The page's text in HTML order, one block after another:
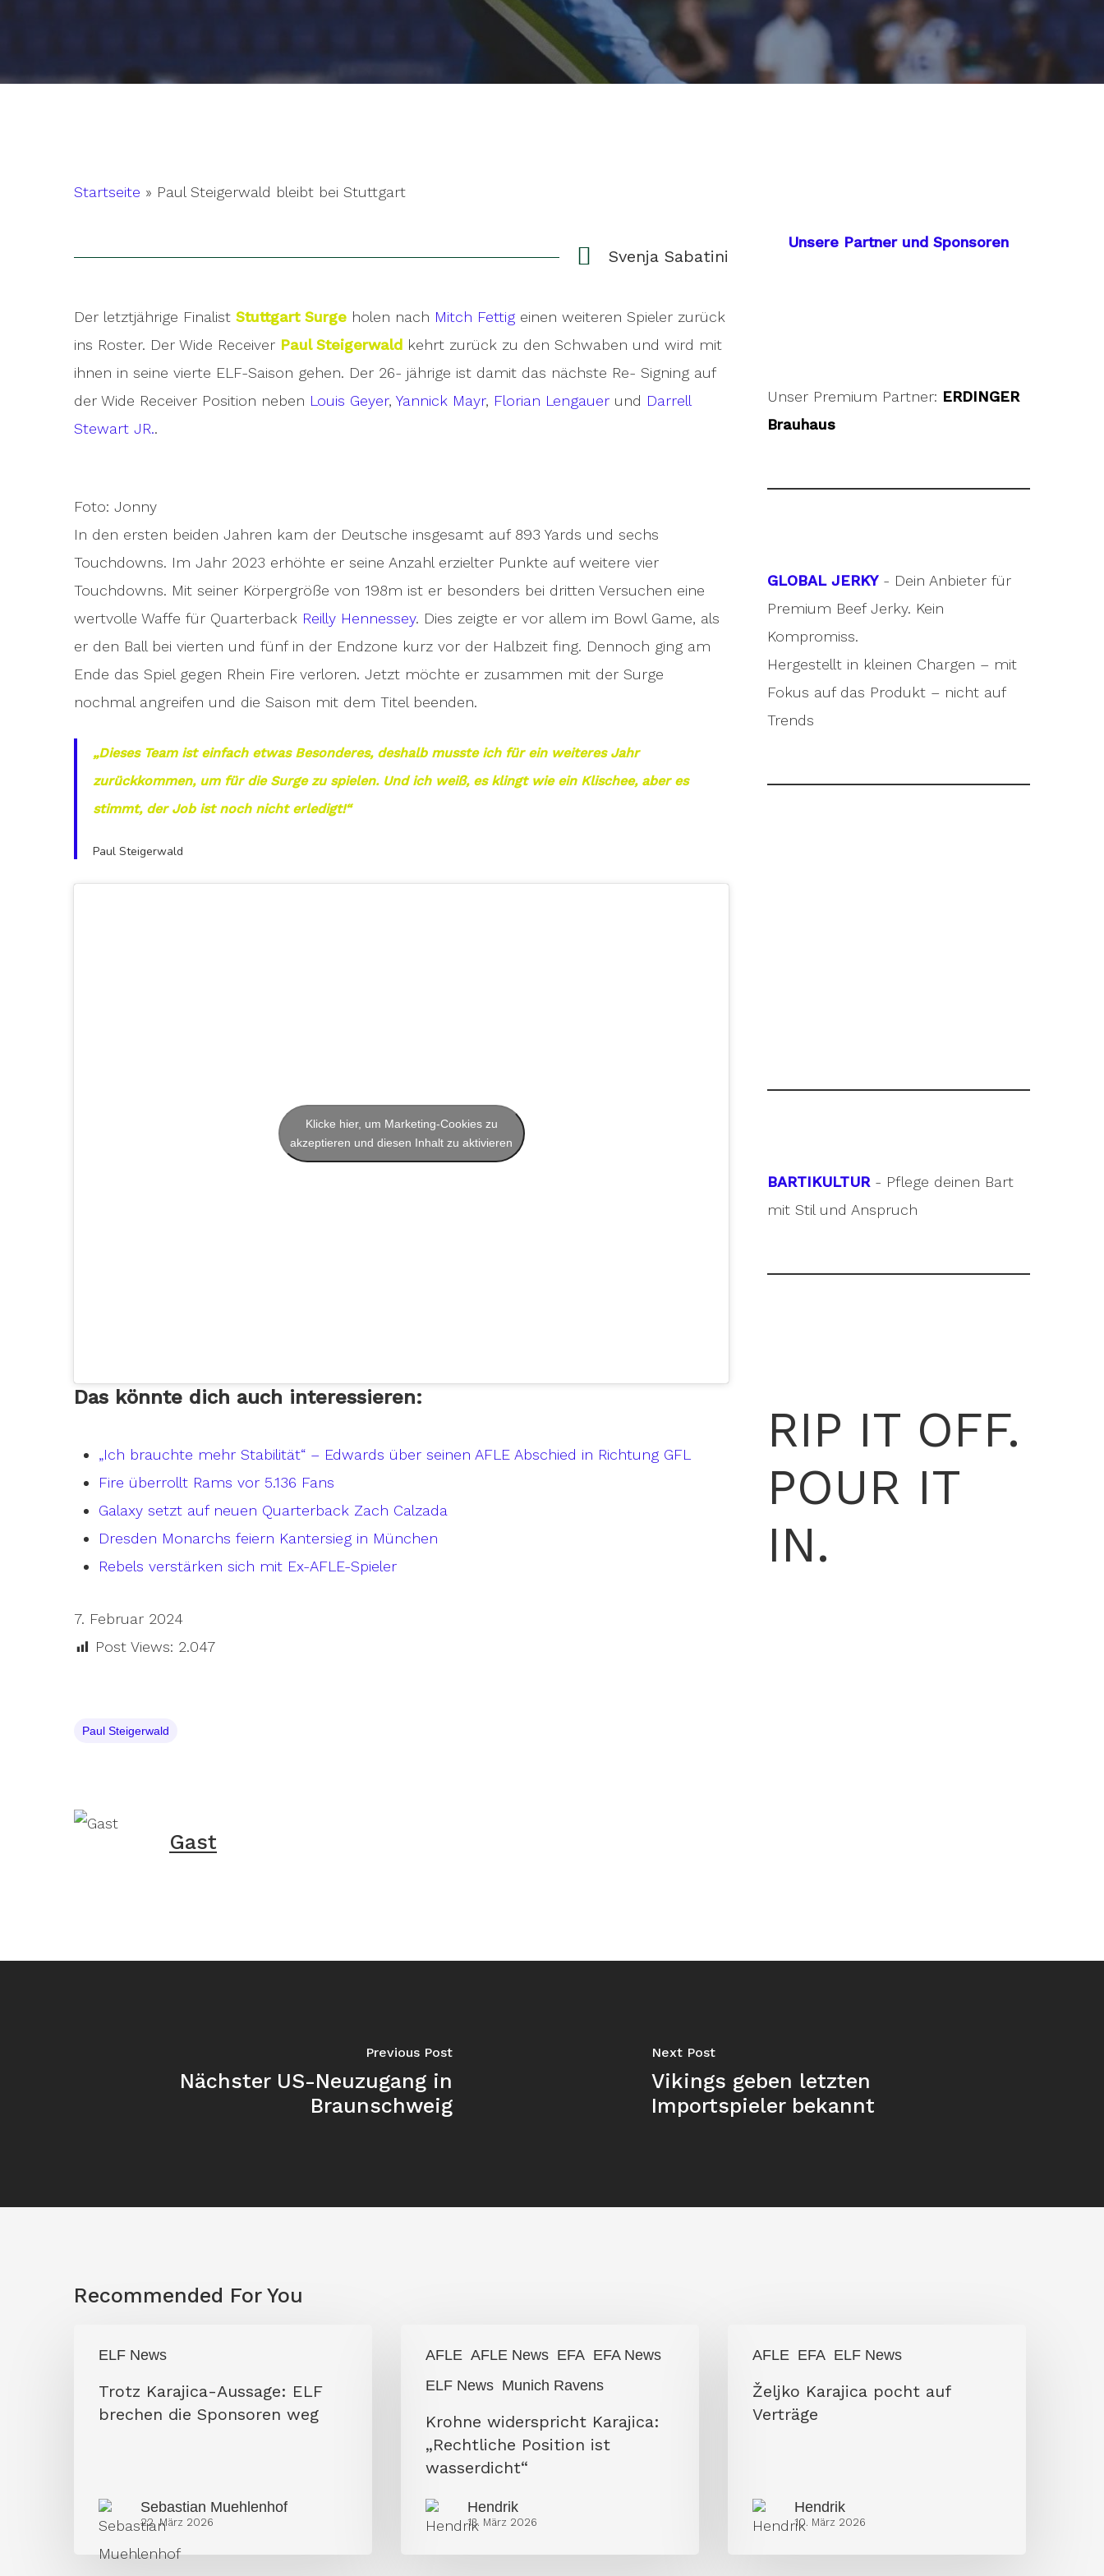
Hit enter to search or ESC to close
Startseite » Paul Steigerwald bleibt bei Stuttgart
Svenja Sabatini
Der letztjährige Finalist Stuttgart Surge holen nach Mitch Fettig einen weiteren Spieler zurück
ins Roster. Der Wide Receiver Paul Steigerwald kehrt zurück zu den Schwaben und wird mit
ihnen in seine vierte ELF-Saison gehen. Der 26- jährige ist damit das nächste Re- Signing auf
der Wide Receiver Position neben Louis Geyer, Yannick Mayr, Florian Lengauer und Darrell
Stewart JR..
Foto: Jonny
In den ersten beiden Jahren kam der Deutsche insgesamt auf 893 Yards und sechs
Touchdowns. Im Jahr 2023 erhöhte er seine Anzahl erzielter Punkte auf weitere vier
Touchdowns. Mit seiner Körpergröße von 198m ist er besonders bei dritten Versuchen eine
wertvolle Waffe für Quarterback Reilly Hennessey. Dies zeigte er vor allem im Bowl Game, als
er den Ball bei vierten und fünf in der Endzone kurz vor der Halbzeit fing. Dennoch ging am
Ende das Spiel gegen Rhein Fire verloren. Jetzt möchte er zusammen mit der Surge
nochmal angreifen und die Saison mit dem Titel beenden.
„Dieses Team ist einfach etwas Besonderes, deshalb musste ich für ein weiteres Jahr
zurückkommen, um für die Surge zu spielen. Und ich weiß, es klingt wie ein Klischee, aber es
stimmt, der Job ist noch nicht erledigt!“
Paul Steigerwald
Klicke hier, um Marketing-Cookies zu
akzeptieren und diesen Inhalt zu aktivieren
Das könnte dich auch interessieren:
„Ich brauchte mehr Stabilität“ – Edwards über seinen AFLE Abschied in Richtung GFL
Fire überrollt Rams vor 5.136 Fans
Galaxy setzt auf neuen Quarterback Zach Calzada
Dresden Monarchs feiern Kantersieg in München
Rebels verstärken sich mit Ex-AFLE-Spieler
7. Februar 2024
Post Views: 2.047
Paul Steigerwald
Gast
Unsere Partner und Sponsoren
Unser Premium Partner: ERDINGER
Brauhaus
GLOBAL JERKY- Dein Anbieter für
Premium Beef Jerky. Kein
Kompromiss.
Hergestellt in kleinen Chargen – mit
Fokus auf das Produkt – nicht auf
Trends
BARTIKULTUR- Pflege deinen Bart
mit Stil und Anspruch
RIP IT OFF.
POUR IT
IN.
Previous Post
Nächster US-Neuzugang in
Braunschweig
Next Post
Vikings geben letzten
Importspieler bekannt
Recommended For You
ELF News
Karajica-
Aussage:
Sponsoren
weg
Trotz Karajica-Aussage: ELF
brechen die Sponsoren weg
Sebastian Muehlenhof
22. März 2026
AFLE AFLE News EFA EFA News
ELF News Munich Ravens
widerspricht
Karajica:
„Rechtliche
Position
wasserdicht“
Krohne widerspricht Karajica:
„Rechtliche Position ist
wasserdicht“
Hendrik
13. März 2026
AFLE EFA ELF News
Karajica
pochtŽeljko Karajica pocht auf
Verträge
Hendrik
10. März 2026